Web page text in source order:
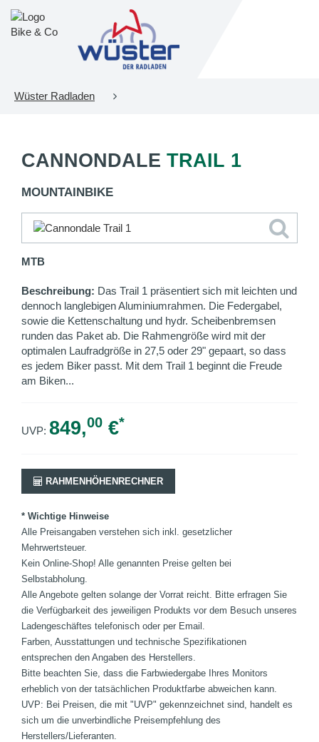
Wüster Radladen
CANNONDALE TRAIL 1
MOUNTAINBIKE
MTB
Beschreibung: Das Trail 1 präsentiert sich mit leichten und
dennoch langlebigen Aluminiumrahmen. Die Federgabel,
sowie die Kettenschaltung und hydr. Scheibenbremsen
runden das Paket ab. Die Rahmengröße wird mit der
optimalen Laufradgröße in 27,5 oder 29" gepaart, so dass
es jedem Biker passt. Mit dem Trail 1 beginnt die Freude
am Biken...
UVP: 849,00 €*
RAHMENHÖHENRECHNER
* Wichtige Hinweise
Alle Preisangaben verstehen sich inkl. gesetzlicher
Mehrwertsteuer.
Kein Online-Shop! Alle genannten Preise gelten bei
Selbstabholung.
Alle Angebote gelten solange der Vorrat reicht. Bitte erfragen Sie
die Verfügbarkeit des jeweiligen Produkts vor dem Besuch unseres
Ladengeschäftes telefonisch oder per Email.
Farben, Ausstattungen und technische Spezifikationen
entsprechen den Angaben des Herstellers.
Bitte beachten Sie, dass die Farbwiedergabe Ihres Monitors
erheblich von der tatsächlichen Produktfarbe abweichen kann.
UVP: Bei Preisen, die mit "UVP" gekennzeichnet sind, handelt es
sich um die unverbindliche Preisempfehlung des
Herstellers/Lieferanten.